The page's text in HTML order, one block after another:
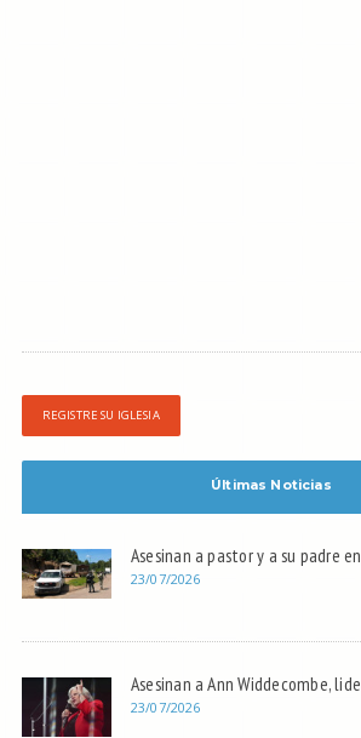
REGISTRE SU IGLESIA
Últimas Noticias
Asesinan a pastor y a su padre
23/07/2026
Asesinan a Ann Widdecombe,
23/07/2026